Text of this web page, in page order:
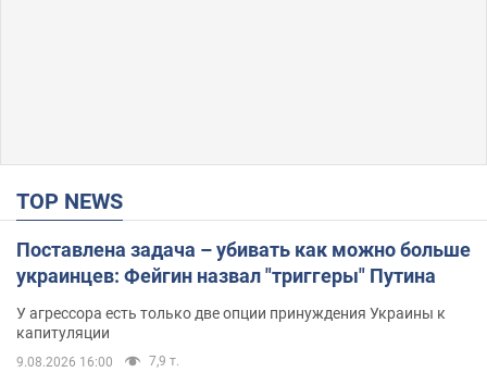
TOP NEWS
Поставлена задача – убивать как можно больше
украинцев: Фейгин назвал "триггеры" Путина
У агрессора есть только две опции принуждения Украины к
капитуляции
9.08.2026 16:00 7,9 т.